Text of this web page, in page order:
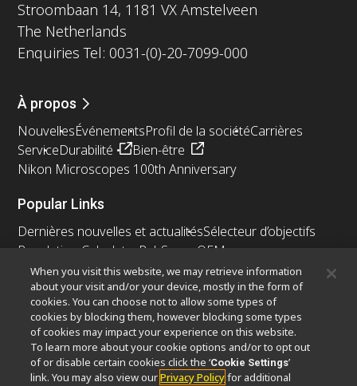
Stroombaan 14, 1181 VX Amstelveen
The Netherlands
Enquiries Tel: 0031-(0)-20-7099-000
À propos
NouvellesÉvénementsProfil de la sociétéCarrières
ServiceDurabilité
Bien-être
Nikon Microscopes 100th Anniversary
Popular Links
Dernières nouvelles et actualitésSélecteur d’objectifs
Resolution Calculator PubScope OEM
Nikon Small World
MicroscopyU
Autres Produits Nikon
Produits d'imagerie
Microscopie industrielle et métrologie
Systèmes de lithographie à semi-conducteurs
When you visit this website, we may retrieve information
about your visit and/or your device, mostly in the form of
cookies. You can choose not to allow some types of
cookies by blocking them, however blocking some types
of cookies may impact your experience on this website.
To learn more about your cookie options and/or to opt out
of or disable certain cookies click the ‘Cookie Settings’
link. You may also view ourPrivacy Policyfor additional